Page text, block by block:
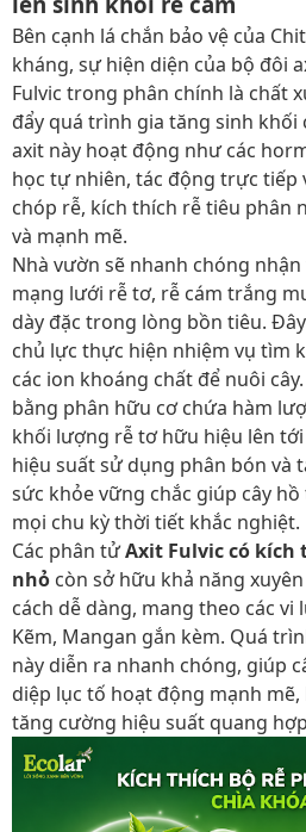
Bên cạnh lá chắn bảo vệ của
kháng, sự hiện diện của bộ đôi
Fulvic trong phân chính là chất
đẩy quá trình gia tăng sinh khối
axit này hoạt động như các
học tự nhiên, tác động trực tiếp
chóp rễ, kích thích rễ tiêu phân
và mạnh mẽ.
Nhà vườn sẽ nhanh chóng
mạng lưới rễ tơ, rễ cám trắng
dày đặc trong lòng bồn tiêu.
chủ lực thực hiện nhiệm vụ tìm
các ion khoáng chất để nuôi
bằng phân hữu cơ chứa hàm
khối lượng rễ tơ hữu hiệu lên tới
hiệu suất sử dụng phân bón và
sức khỏe vững chắc giúp cây
mọi chu kỳ thời tiết khắc nghiệt.
Các phân tửAxit Fulvic có
nhỏ còn sở hữu khả năng
cách dễ dàng, mang theo các
Kẽm, Mangan gắn kèm. Quá
này diễn ra nhanh chóng, giúp
diệp lục tố hoạt động mạnh mẽ,
tăng cường hiệu suất quang